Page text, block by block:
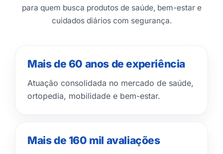
para quem busca produtos de saúde, bem-estar e
cuidados diários com segurança.
Mais de 60 anos de experiência
Atuação consolidada no mercado de saúde,
ortopedia, mobilidade e bem-estar.
Mais de 160 mil avaliações